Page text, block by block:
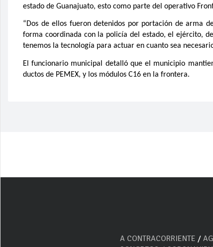
estado de Guanajuato, esto como parte del operativo
“Dos de ellos fueron detenidos por portación de arma
forma coordinada con la policía del estado, el ejército,
tenemos la tecnología para actuar en cuanto sea
El funcionario municipal detalló que el municipio
ductos de PEMEX, y los módulos C16 en la frontera.
A CONTRACORRIENTE /